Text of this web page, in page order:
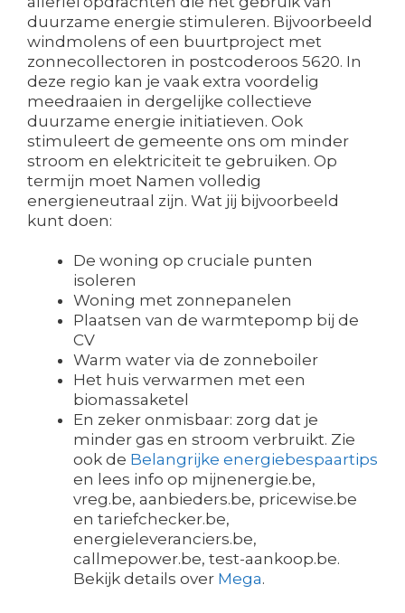
duurzame energie stimuleren. Bijvoorbeeld
windmolens of een buurtproject met
zonnecollectoren in postcoderoos 5620. In
deze regio kan je vaak extra voordelig
meedraaien in dergelijke collectieve
duurzame energie initiatieven. Ook
stimuleert de gemeente ons om minder
stroom en elektriciteit te gebruiken. Op
termijn moet Namen volledig
energieneutraal zijn. Wat jij bijvoorbeeld
kunt doen:
De woning op cruciale punten
isoleren
Woning met zonnepanelen
Plaatsen van de warmtepomp bij de
CV
Warm water via de zonneboiler
Het huis verwarmen met een
biomassaketel
En zeker onmisbaar: zorg dat je
minder gas en stroom verbruikt. Zie
ook de Belangrijke energiebespaartips
en lees info op mijnenergie.be,
vreg.be, aanbieders.be, pricewise.be
en tariefchecker.be,
energieleveranciers.be,
callmepower.be, test-aankoop.be.
Bekijk details over Mega.